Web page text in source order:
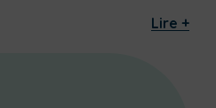
Lire +